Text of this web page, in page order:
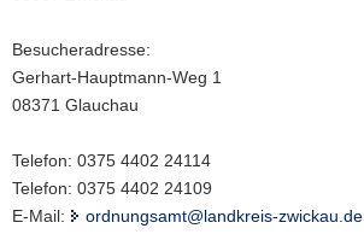
Besucheradresse:
Gerhart-Hauptmann-Weg 1
08371 Glauchau
Telefon: 0375 4402 24114
Telefon: 0375 4402 24109
E-Mail:
ordnungsamt@landkreis-zwickau.de